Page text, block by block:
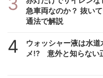
急車両なのか？ 抜い
通法で解説
4
ウォッシャー液は水
メ!? 意外と知らない